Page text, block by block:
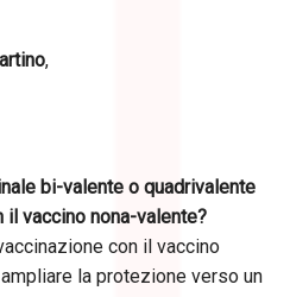
,
bi-valente o quadrivalente
vaccino nona-valente?
con il vaccino
la protezione verso un